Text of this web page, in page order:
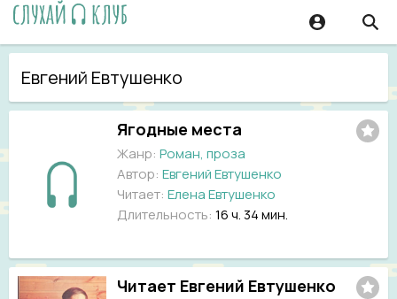
Евгений Евтушенко
Ягодные места
Жанр: Роман, проза
Автор: Евгений Евтушенко
Читает: Елена Евтушенко
Длительность: 16 ч. 34 мин.
Читает Евгений Евтушенко